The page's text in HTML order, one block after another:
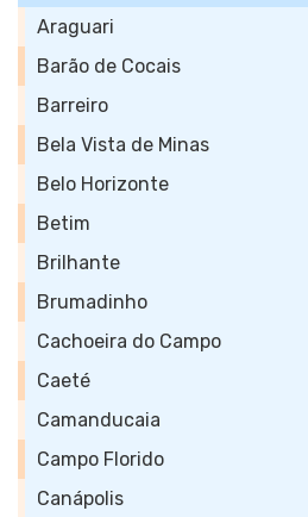
Araguari
Barão de Cocais
Barreiro
Bela Vista de Minas
Belo Horizonte
Betim
Brilhante
Brumadinho
Cachoeira do Campo
Caeté
Camanducaia
Campo Florido
Canápolis